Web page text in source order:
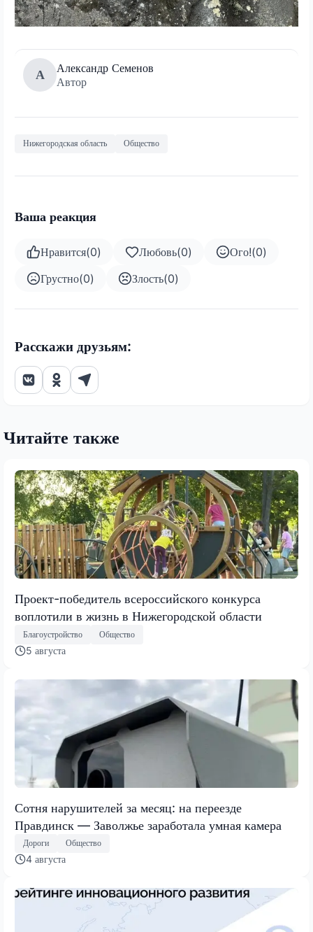
А
Александр Семенов
Автор
Нижегородская область Общество
Ваша реакция
Нравится(0) Любовь(0) Ого!(0)
Грустно(0) Злость(0)
Расскажи друзьям:
Читайте также
Проект-победитель всероссийского конкурса
воплотили в жизнь в Нижегородской области
Благоустройство Общество
5 августа
Сотня нарушителей за месяц: на переезде
Правдинск — Заволжье заработала умная камера
Дороги Общество
4 августа